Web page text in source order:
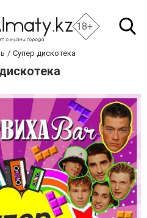
18+
Супер дискотека